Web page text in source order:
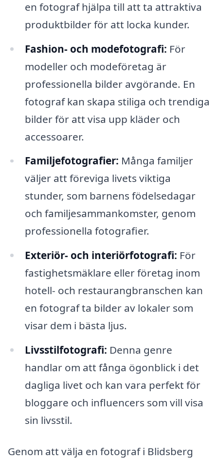
en fotograf hjälpa till att ta attraktiva
produktbilder för att locka kunder.
Fashion- och modefotografi: För
modeller och modeföretag är
professionella bilder avgörande. En
fotograf kan skapa stiliga och trendiga
bilder för att visa upp kläder och
accessoarer.
Familjefotografier: Många familjer
väljer att föreviga livets viktiga
stunder, som barnens födelsedagar
och familjesammankomster, genom
professionella fotografier.
Exteriör- och interiörfotografi: För
fastighetsmäklare eller företag inom
hotell- och restaurangbranschen kan
en fotograf ta bilder av lokaler som
visar dem i bästa ljus.
Livsstilfotografi: Denna genre
handlar om att fånga ögonblick i det
dagliga livet och kan vara perfekt för
bloggare och influencers som vill visa
sin livsstil.
Genom att välja en fotograf i Blidsberg